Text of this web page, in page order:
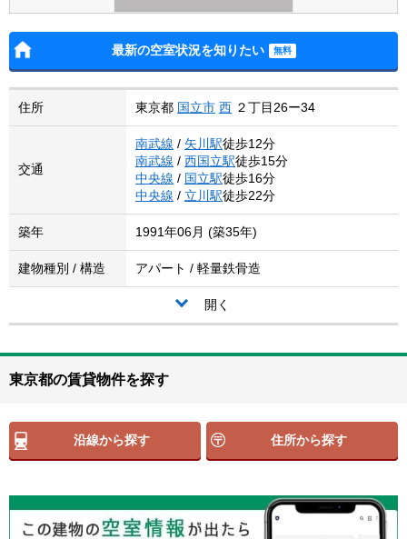
最新の空室状況を知りたい
住所 東京都 国立市 西 ２丁目26ー34
交通
南武線 / 矢川駅徒歩12分
南武線 / 西国立駅徒歩15分
中央線 / 国立駅徒歩16分
中央線 / 立川駅徒歩22分
築年 1991年06月 (築35年)
建物種別 / 構造 アパート / 軽量鉄骨造
開く
東京都の賃貸物件を探す
沿線から探す 住所から探す